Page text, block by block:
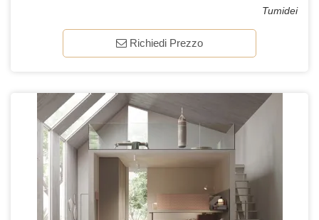
Tumidei
Richiedi Prezzo